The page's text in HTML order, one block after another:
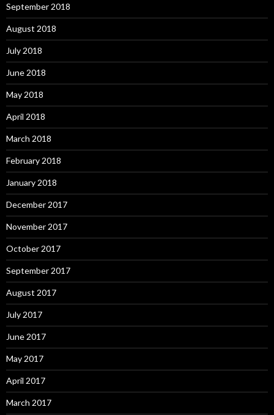
September 2018
August 2018
July 2018
June 2018
May 2018
April 2018
March 2018
February 2018
January 2018
December 2017
November 2017
October 2017
September 2017
August 2017
July 2017
June 2017
May 2017
April 2017
March 2017